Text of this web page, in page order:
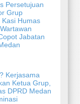
Persetujuan
Grup
Humas
Jabatan
Kerjasama
Ketua Grup,
DPRD Medan